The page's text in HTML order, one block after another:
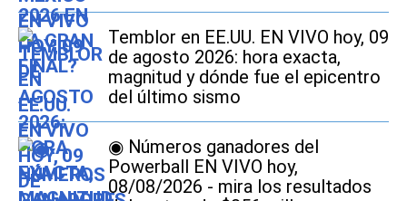
Temblor en EE.UU. EN VIVO hoy, 09
de agosto 2026: hora exacta,
magnitud y dónde fue el epicentro
del último sismo
◉ Números ganadores del
Powerball EN VIVO hoy,
08/08/2026 - mira los resultados